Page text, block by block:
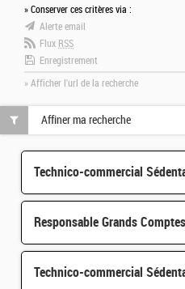
» Conserver ces critères via :
Alerte email
Flux RSS
Enregistrement
» Afficher l'url de la recherche
Affiner ma recherche